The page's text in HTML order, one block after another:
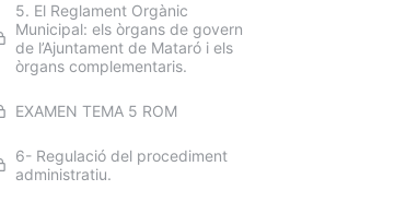
5. El Reglament Orgànic
Municipal: els òrgans de govern
de l’Ajuntament de Mataró i els
òrgans complementaris.
EXAMEN TEMA 5 ROM
6- Regulació del procediment
administratiu.